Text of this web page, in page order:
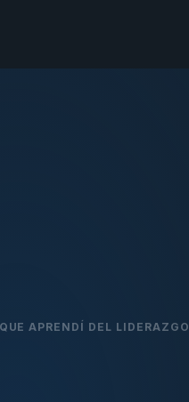
APRENDÍ DEL LIDERAZGO